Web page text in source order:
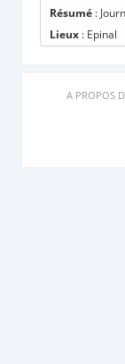
Résumé :
Lieux : Epinal
A PROPOS